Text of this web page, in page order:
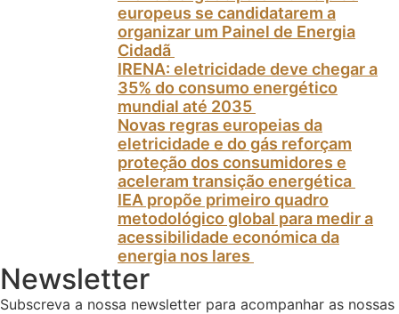
europeus se candidatarem a
organizar um Painel de Energia
Cidadã
IRENA: eletricidade deve chegar a
35% do consumo energético
mundial até 2035
Novas regras europeias da
eletricidade e do gás reforçam
proteção dos consumidores e
aceleram transição energética
IEA propõe primeiro quadro
metodológico global para medir a
acessibilidade económica da
energia nos lares
Newsletter
Subscreva a nossa newsletter para acompanhar as nossas